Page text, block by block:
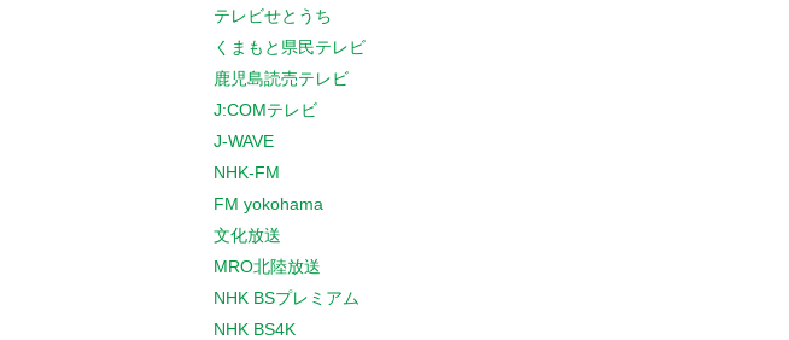
テレビせとうち
くまもと県民テレビ
鹿児島読売テレビ
J:COMテレビ
J-WAVE
NHK-FM
FM yokohama
文化放送
MRO北陸放送
NHK BSプレミアム
NHK BS4K